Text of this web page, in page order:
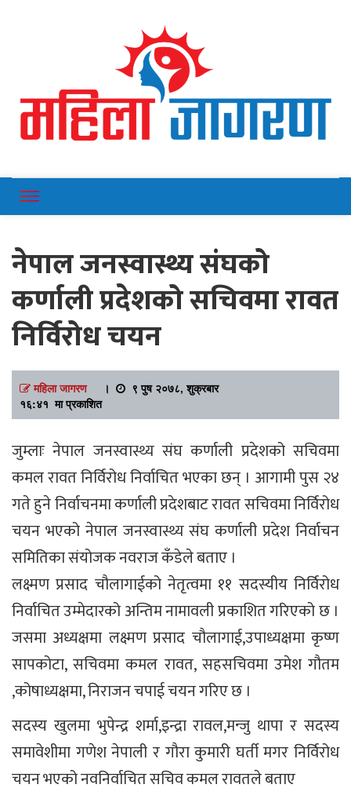
Mahilajagaran
नेपाल जनस्वास्थ्य संघको
कर्णाली प्रदेशको सचिवमा रावत
निर्विरोध चयन
महिला जागरण।
९ पुष २०७८, शुक्रबार
१६:४१ मा प्रकाशित
जुम्लाः नेपाल जनस्वास्थ्य संघ कर्णाली प्रदेशको सचिवमा
कमल रावत निर्विरोध निर्वाचित भएका छन् । आगामी पुस २४
गते हुने निर्वाचनमा कर्णाली प्रदेशबाट रावत सचिवमा निर्विरोध
चयन भएको नेपाल जनस्वास्थ्य संघ कर्णाली प्रदेश निर्वाचन
समितिका संयोजक नवराज कँडेले बताए ।
लक्ष्मण प्रसाद चौलागाईको नेतृत्वमा ११ सदस्यीय निर्विरोध
निर्वाचित उम्मेदारको अन्तिम नामावली प्रकाशित गरिएको छ ।
जसमा अध्यक्षमा लक्ष्मण प्रसाद चौलागाई,उपाध्यक्षमा कृष्ण
सापकोटा, सचिवमा कमल रावत, सहसचिवमा उमेश गौतम
,कोषाध्यक्षमा, निराजन चपाई चयन गरिए छ ।
सदस्य खुलमा भुपेन्द्र शर्मा,इन्द्रा रावल,मन्जु थापा र सदस्य
समावेशीमा गणेश नेपाली र गौरा कुमारी घर्ती मगर निर्विरोध
चयन भएको नवनिर्वाचित सचिव कमल रावतले बताए